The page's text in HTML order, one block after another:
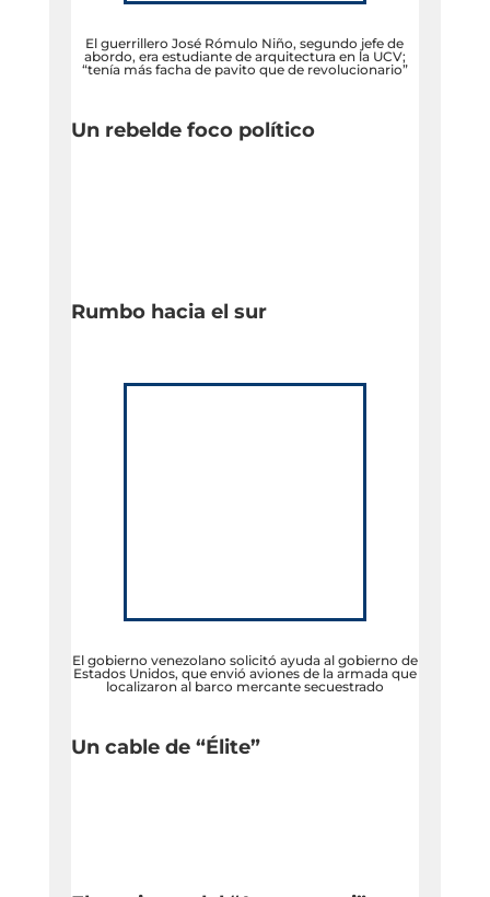
El guerrillero José Rómulo Niño, segundo jefe de
abordo, era estudiante de arquitectura en la UCV;
“tenía más facha de pavito que de revolucionario”
Un rebelde foco político
Rumbo hacia el sur
El gobierno venezolano solicitó ayuda al gobierno de
Estados Unidos, que envió aviones de la armada que
localizaron al barco mercante secuestrado
Un cable de “Élite”